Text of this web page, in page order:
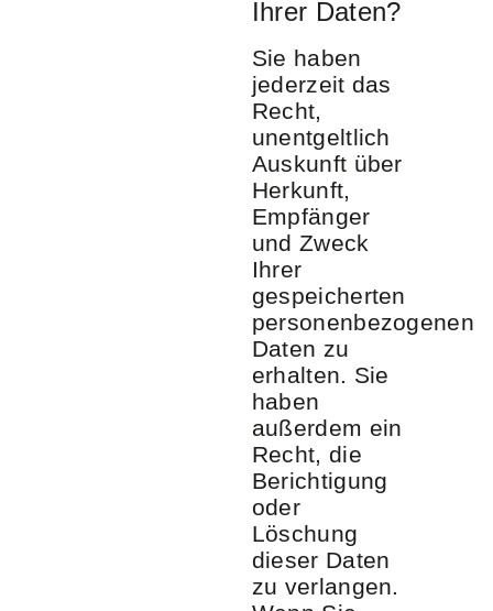
Ihrer Daten?
Sie haben
jederzeit das
Recht,
unentgeltlich
Auskunft über
Herkunft,
Empfänger
und Zweck
Ihrer
gespeicherten
personenbezogenen
Daten zu
erhalten. Sie
haben
außerdem ein
Recht, die
Berichtigung
oder
Löschung
dieser Daten
zu verlangen.